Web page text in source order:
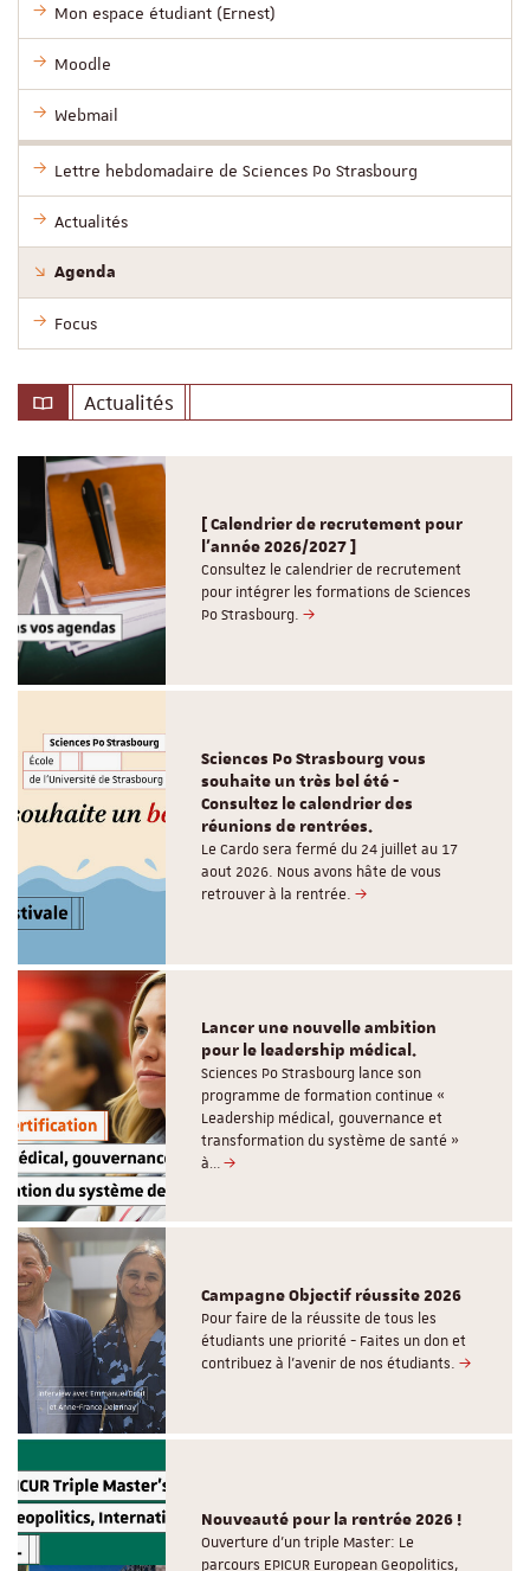
Mon espace étudiant (Ernest)
Moodle
Webmail
Lettre hebdomadaire de Sciences Po Strasbourg
Actualités
Agenda
Focus
Actualités
[ Calendrier de recrutement pour
l'année 2026/2027 ]
Consultez le calendrier de recrutement
pour intégrer les formations de Sciences
Po Strasbourg.
Sciences Po Strasbourg vous
souhaite un très bel été -
Consultez le calendrier des
réunions de rentrées.
Le Cardo sera fermé du 24 juillet au 17
aout 2026. Nous avons hâte de vous
retrouver à la rentrée.
Lancer une nouvelle ambition
pour le leadership médical.
Sciences Po Strasbourg lance son
programme de formation continue «
Leadership médical, gouvernance et
transformation du système de santé »
à…
Campagne Objectif réussite 2026
Pour faire de la réussite de tous les
étudiants une priorité - Faites un don et
contribuez à l’avenir de nos étudiants.
Nouveauté pour la rentrée 2026 !
Ouverture d'un triple Master: Le
parcours EPICUR European Geopolitics,